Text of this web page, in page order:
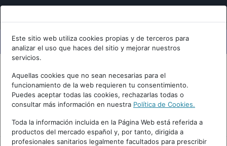
Este sitio web utiliza cookies propias y de terceros para
analizar el uso que haces del sitio y mejorar nuestros
servicios.
Aquellas cookies que no sean necesarias para el
funcionamiento de la web requieren tu consentimiento.
Puedes aceptar todas las cookies, rechazarlas todas o
consultar más información en nuestra Política de Cookies.
Toda la información incluida en la Página Web está referida a
productos del mercado español y, por tanto, dirigida a
profesionales sanitarios legalmente facultados para prescribir